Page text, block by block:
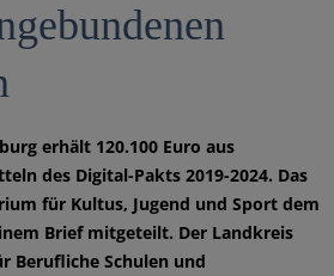
erhält 120.100 Euro aus
des Digital-Pakts 2019-2024. Das
für Kultus, Jugend und Sport dem
Brief mitgeteilt. Der Landkreis
Berufliche Schulen und